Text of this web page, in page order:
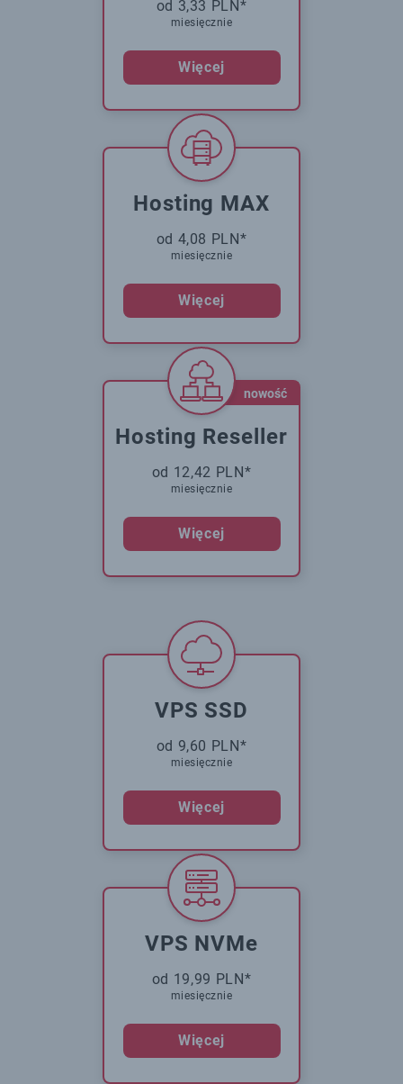
od 3,33 PLN*
miesięcznie
Więcej
Hosting MAX
od 4,08 PLN*
miesięcznie
Więcej
nowość
Hosting Reseller
od 12,42 PLN*
miesięcznie
Więcej
VPS SSD
od 9,60 PLN*
miesięcznie
Więcej
VPS NVMe
od 19,99 PLN*
miesięcznie
Więcej